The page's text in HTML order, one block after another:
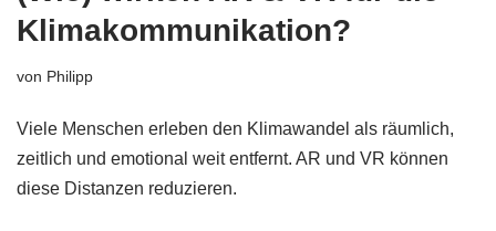
Klimakommunikation?
von Philipp
Viele Menschen erleben den Klimawandel als räumlich,
zeitlich und emotional weit entfernt. AR und VR können
diese Distanzen reduzieren.